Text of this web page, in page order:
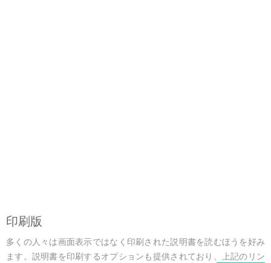
印刷版
多くの人々は画面表示ではなく印刷された説明書を読むほうを好み
ます。説明書を印刷するオプションも提供されており、上記のリン